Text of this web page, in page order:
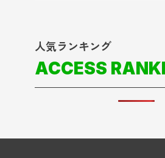
人気ランキング
ACCESS